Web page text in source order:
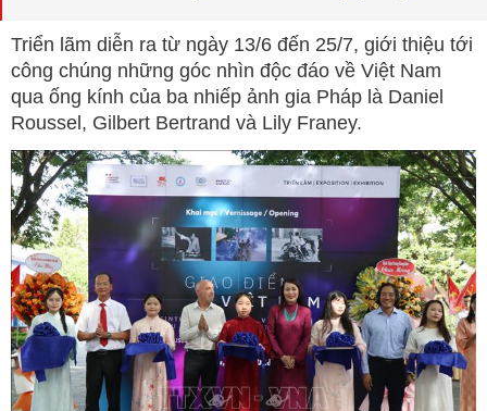
Triển lãm diễn ra từ ngày 13/6 đến 25/7, giới thiệu tới
công chúng những góc nhìn độc đáo về Việt Nam
qua ống kính của ba nhiếp ảnh gia Pháp là Daniel
Roussel, Gilbert Bertrand và Lily Franey.